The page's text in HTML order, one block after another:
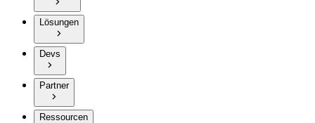
Lösungen
Devs
Partner
Ressourcen